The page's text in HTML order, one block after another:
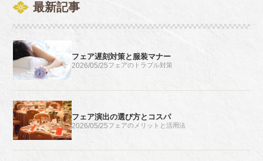
最新記事
フェア遅刻対策と服装マナー
2026/05/25フェアのトラブル対策
フェア演出の選び方とコスパ
2026/05/25フェアのメリットと活用法